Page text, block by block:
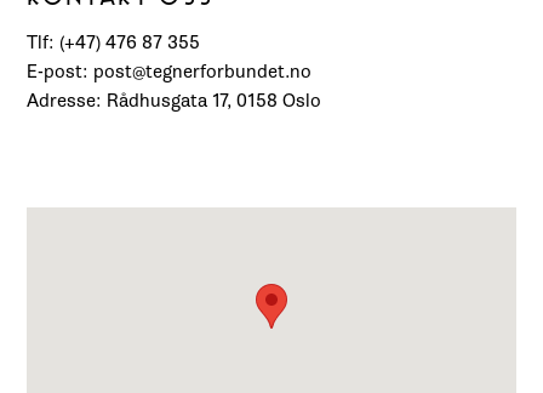
Tlf: (+47) 476 87 355
E-post: post@tegnerforbundet.no
Adresse: Rådhusgata 17, 0158 Oslo